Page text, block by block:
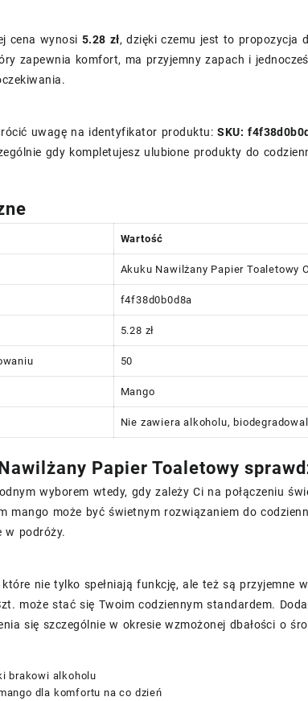
cena wynosi 5.28 zł, dzięki czemu jest to propozycja
zapewnia komfort, ma przyjemny zapach i
uwagę na identyfikator produktu:SKU:
gdy kompletujesz ulubione produkty do
Wartość
Akuku Nawilżany Papier Toaletowy
f4f38d0b0d8a
5.28 zł
50
Mango
Nie zawiera alkoholu,
Papier Toaletowy
wyborem wtedy, gdy zależy Ci na połączeniu
mango może być świetnym rozwiązaniem do
w podróży.
nie tylko spełniają funkcję, ale też są przyjemne
może stać się Twoim codziennym standardem.
się szczególnie w okresie wzmożonej dbałości o
brakowi alkoholu
dla komfortu na co dzień